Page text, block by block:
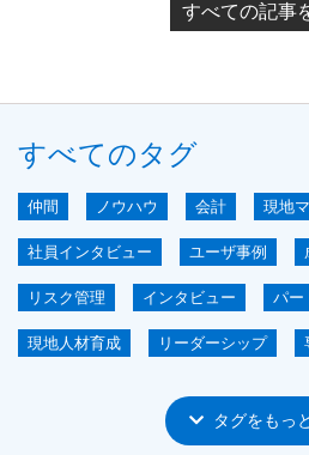
すべての記事
すべてのタグ
仲間 ノウハウ 会計 現地
社員インタビュー ユーザ事例
リスク管理 インタビュー パー
現地人材育成 リーダーシップ
パートナー
タグをもっ